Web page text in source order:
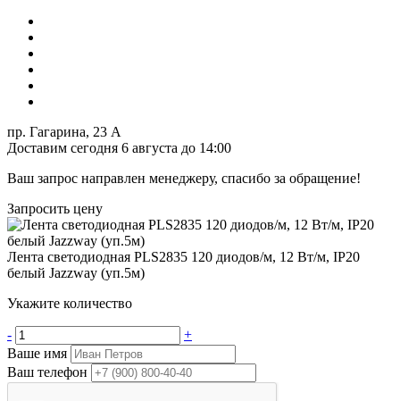
пр. Гагарина, 23 А
Доставим сегодня 6 августа до 14:00
Ваш запрос направлен менеджеру, спасибо за обращение!
Запросить цену
Лента светодиодная PLS2835 120 диодов/м, 12 Вт/м, IP20
белый Jazzway (уп.5м)
Укажите количество
-
+
Ваше имя
Ваш телефон